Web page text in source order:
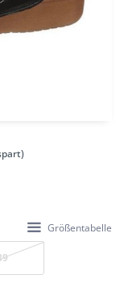
Größentabelle